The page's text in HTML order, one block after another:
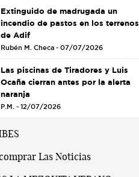
Extinguido de madrugada un
incendio de pastos en los terrenos
de Adif
Rubén M. Checa - 07/07/2026
Las piscinas de Tiradores y Luis
Ocaña cierran antes por la alerta
naranja
P.M. - 12/07/2026